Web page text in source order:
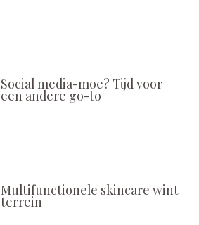
Social media-moe? Tijd voor
een andere go-to
Multifunctionele skincare wint
terrein